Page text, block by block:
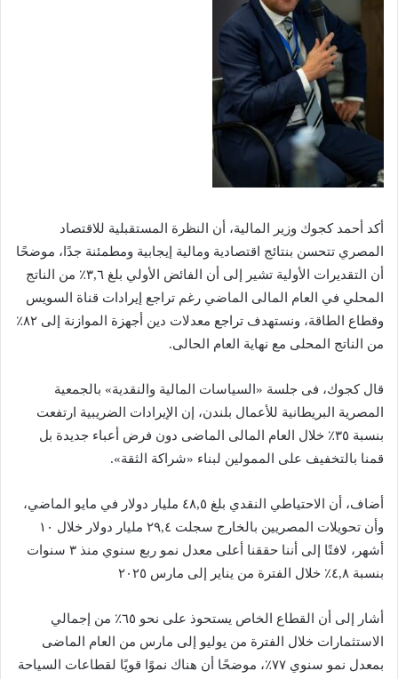
أكد أحمد كجوك وزير المالية، أن النظرة المستقبلية للاقتصاد
المصري تتحسن بنتائج اقتصادية ومالية إيجابية ومطمئنة جدًا، موضحًا
أن التقديرات الأولية تشير إلى أن الفائض الأولي بلغ ٣,٦٪ من الناتج
المحلي في العام المالى الماضي رغم تراجع إيرادات قناة السويس
وقطاع الطاقة، ونستهدف تراجع معدلات دين أجهزة الموازنة إلى ٨٢٪
من الناتج المحلى مع نهاية العام الحالى.
قال كجوك، فى جلسة «السياسات المالية والنقدية» بالجمعية
المصرية البريطانية للأعمال بلندن، إن الإيرادات الضريبية ارتفعت
بنسبة ٣٥٪ خلال العام المالى الماضى دون فرض أعباء جديدة بل
قمنا بالتخفيف على الممولين لبناء «شراكة الثقة».
أضاف، أن الاحتياطي النقدي بلغ ٤٨,٥ مليار دولار في مايو الماضي،
وأن تحويلات المصريين بالخارج سجلت ٢٩,٤ مليار دولار خلال ١٠
أشهر، لافتًا إلى أننا حققنا أعلى معدل نمو ربع سنوي منذ ٣ سنوات
بنسبة ٤,٨٪ خلال الفترة من يناير إلى مارس ٢٠٢٥
أشار إلى أن القطاع الخاص يستحوذ على نحو ٦٥٪ من إجمالي
الاستثمارات خلال الفترة من يوليو إلى مارس من العام الماضى
بمعدل نمو سنوي ٧٧٪، موضحًا أن هناك نموًا قويًا لقطاعات السياحة